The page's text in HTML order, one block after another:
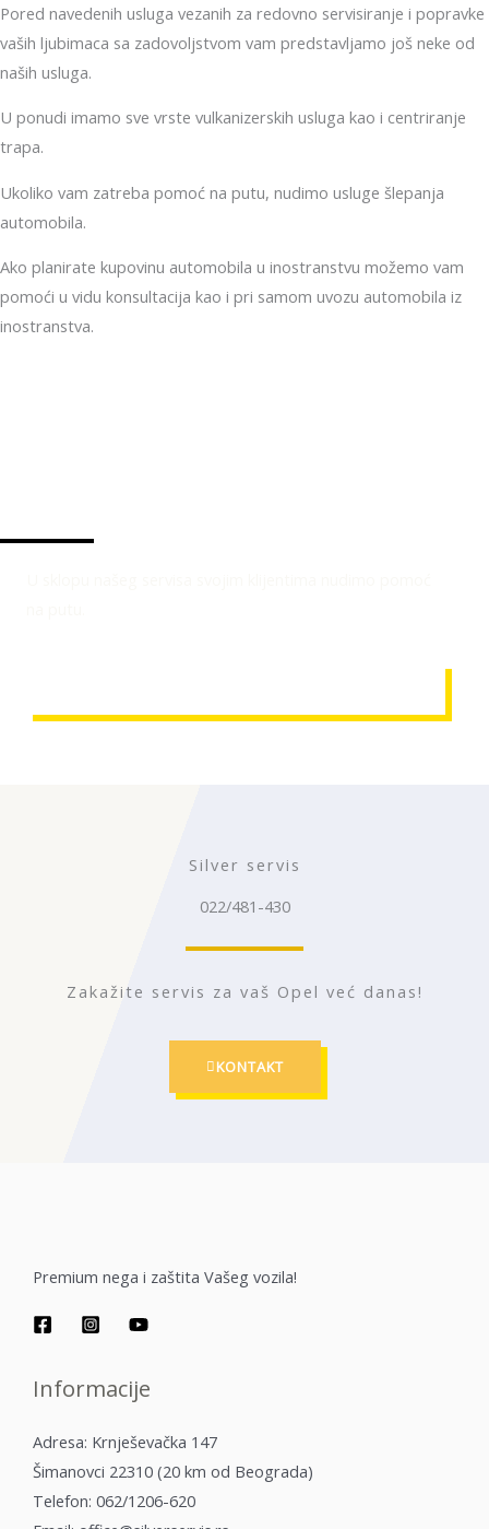
Pored navedenih usluga vezanih za redovno servisiranje i popravke
vaših ljubimaca sa zadovoljstvom vam predstavljamo još neke od
naših usluga.
U ponudi imamo sve vrste vulkanizerskih usluga kao i centriranje
trapa.
Ukoliko vam zatreba pomoć na putu, nudimo usluge šlepanja
automobila.
Ako planirate kupovinu automobila u inostranstvu možemo vam
pomoći u vidu konsultacija kao i pri samom uvozu automobila iz
inostranstva.
Silver servis
022/481-430
Zakažite servis za vaš Opel već danas!
KONTAKT
Premium nega i zaštita Vašeg vozila!
Informacije
Adresa: Krnješevačka 147
Šimanovci 22310 (20 km od Beograda)
Telefon: 062/1206-620